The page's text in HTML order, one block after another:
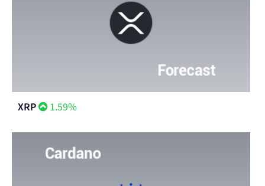
XRP 1.59%